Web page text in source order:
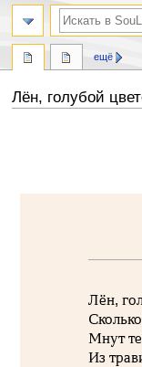
Лён, голубой
Лён,
Мнут
Из
ещё